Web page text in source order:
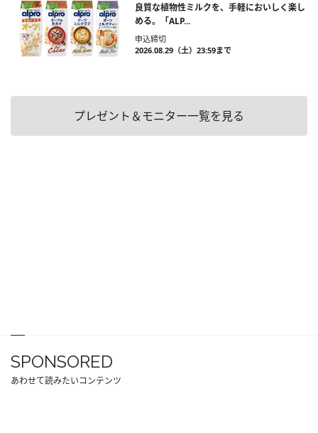
良質な植物性ミルクを、手軽においしく楽し
める。「ALP...
申込締切
2026.08.29（土）23:59まで
プレゼント＆モニター一覧を見る
SPONSORED
あわせて読みたいコンテンツ